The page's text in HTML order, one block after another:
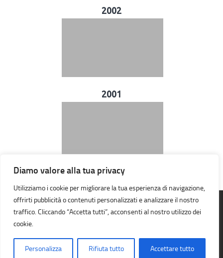
Diamo valore alla tua privacy
Utilizziamo i cookie per migliorare la tua esperienza di navigazione,
offrirti pubblicità o contenuti personalizzati e analizzare il nostro
traffico. Cliccando “Accetta tutti”, acconsenti al nostro utilizzo dei
cookie.
Personalizza Rifiuta tutto Accettare tutto
2002
2001
A.S.D. Orienteering Galileo Galilei © 2026. Tutti i diritti riservati.